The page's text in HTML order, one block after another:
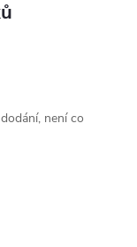
není co